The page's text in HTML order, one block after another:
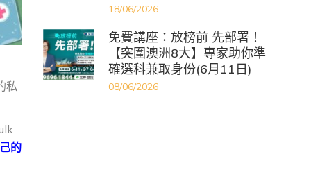
私
的
18/06/2026
免費講座：放榜前 先部署！
【突圍澳洲8大】專家助你準
確選科兼取身份(6月11日)
08/06/2026